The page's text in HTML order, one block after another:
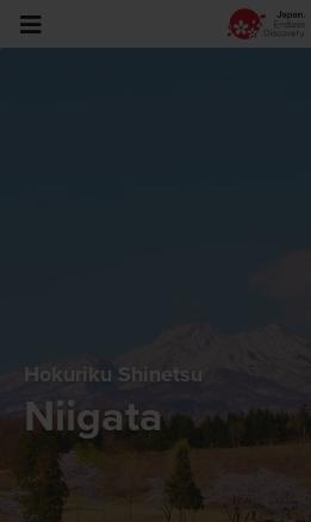
Hokuriku Shinetsu
Niigata